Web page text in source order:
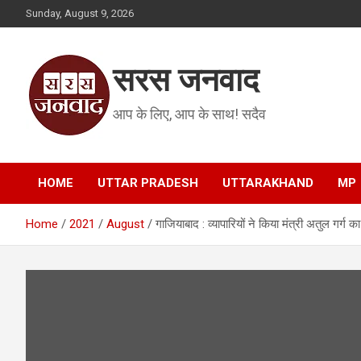
to
Sunday, August 9, 2026
सरस जनवाद
आप के लिए, आप के साथ! सदैव
HOME UTTAR PRADESH UTTARAKHAND MP
Home 2021 August गाजियाबाद : व्यापारियों ने किया मंत्री अतुल गर्ग